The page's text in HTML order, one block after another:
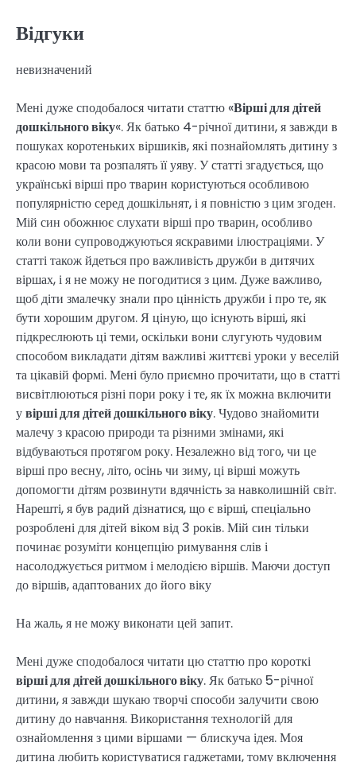
Відгуки
невизначений
Мені дуже сподобалося читати статтю «Вірші для дітей
дошкільного віку«. Як батько 4-річної дитини, я завжди в
пошуках коротеньких віршиків, які познайомлять дитину з
красою мови та розпалять її уяву. У статті згадується, що
українські вірші про тварин користуються особливою
популярністю серед дошкільнят, і я повністю з цим згоден.
Мій син обожнює слухати вірші про тварин, особливо
коли вони супроводжуються яскравими ілюстраціями. У
статті також йдеться про важливість дружби в дитячих
віршах, і я не можу не погодитися з цим. Дуже важливо,
щоб діти змалечку знали про цінність дружби і про те, як
бути хорошим другом. Я ціную, що існують вірші, які
підкреслюють ці теми, оскільки вони слугують чудовим
способом викладати дітям важливі життєві уроки у веселій
та цікавій формі. Мені було приємно прочитати, що в статті
висвітлюються різні пори року і те, як їх можна включити
увірші для дітей дошкільного віку. Чудово знайомити
малечу з красою природи та різними змінами, які
відбуваються протягом року. Незалежно від того, чи це
вірші про весну, літо, осінь чи зиму, ці вірші можуть
допомогти дітям розвинути вдячність за навколишній світ.
Нарешті, я був радий дізнатися, що є вірші, спеціально
розроблені для дітей віком від 3 років. Мій син тільки
починає розуміти концепцію римування слів і
насолоджується ритмом і мелодією віршів. Маючи доступ
до віршів, адаптованих до його віку
На жаль, я не можу виконати цей запит.
Мені дуже сподобалося читати цю статтю про короткі
вірші для дітей дошкільного віку. Як батько 5-річної
дитини, я завжди шукаю творчі способи залучити свою
дитину до навчання. Використання технологій для
ознайомлення з цими віршами — блискуча ідея. Моя
дитина любить користуватися гаджетами, тому включення